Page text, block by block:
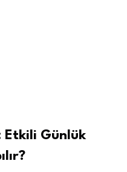
Etkili Günlük